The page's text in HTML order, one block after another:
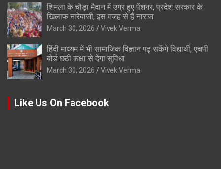
शिमला के चौड़ा मैदान में उग्र हुए पेंशनर, प्रदेश सरकार के
खिलाफ नारेबाजी; इस वजह से हैं नाराज
March 30, 2026 Vivek Verma
हिंदी माध्यम में भी सामाजिक विज्ञान पढ़ सकेंगे विद्यार्थी, एचपी
बोर्ड छठी कक्षा से देगा सुविधा
March 30, 2026 Vivek Verma
Like Us On Facebook